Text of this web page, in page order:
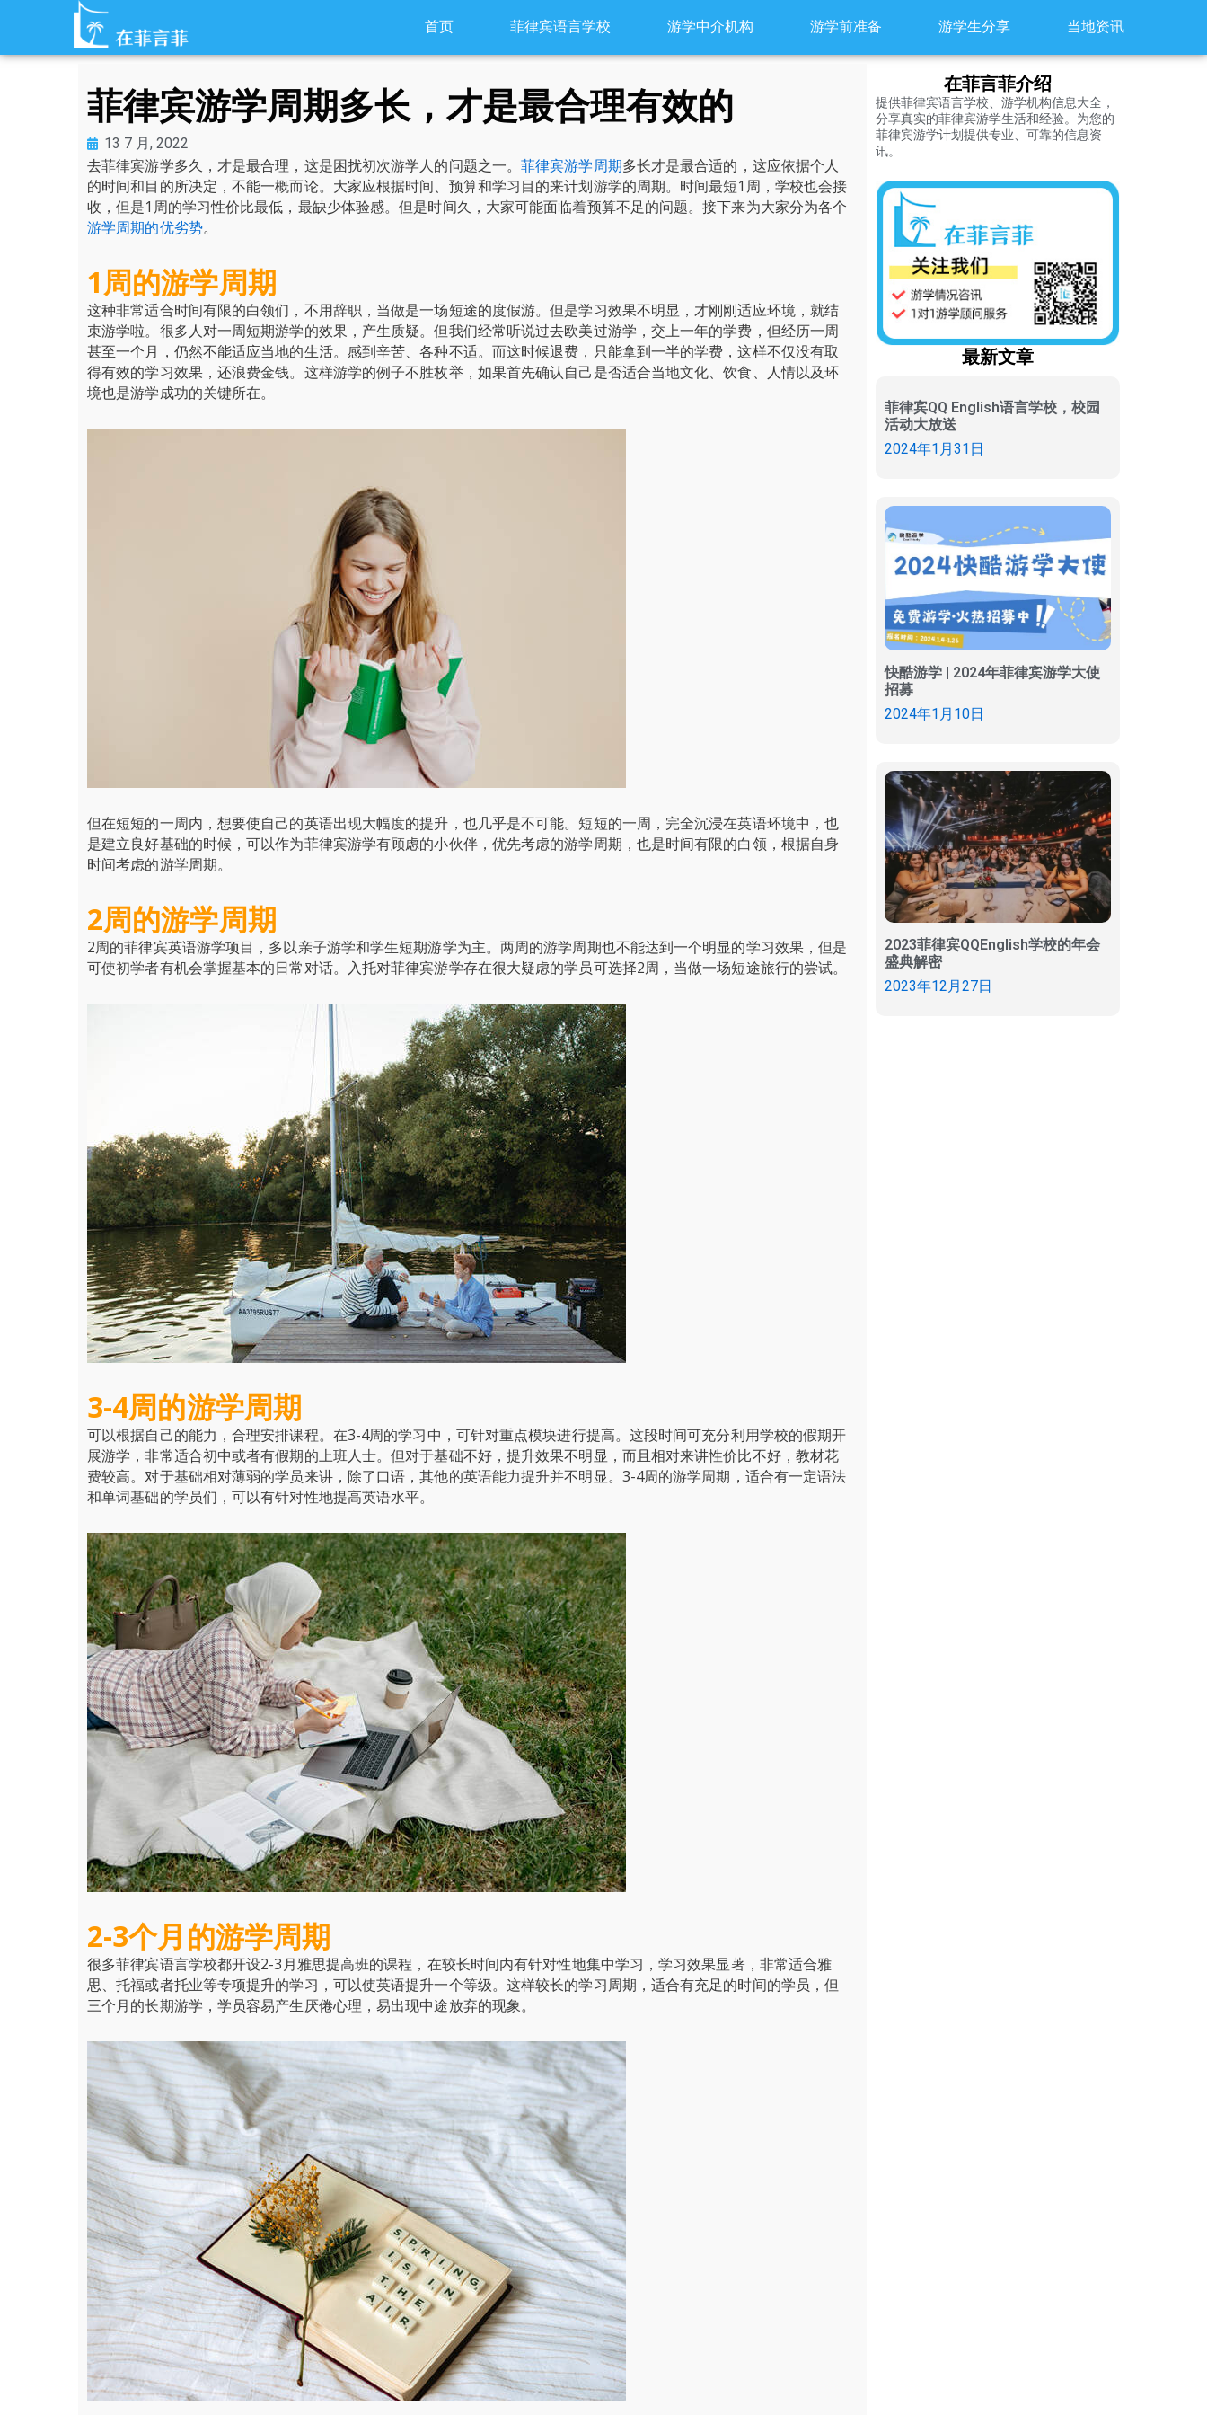
内
首页 菲律宾语言学校 游学中介机构 游学前准备 游学生分享 当地资讯
菲律宾游学周期多长，才是最合理有效的
13 7 月, 2022
去菲律宾游学多久，才是最合理，这是困扰初次游学人的问题之一。菲律宾游学周期多长才是最合适的，这应依据个人
的时间和目的所决定，不能一概而论。大家应根据时间、预算和学习目的来计划游学的周期。时间最短1周，学校也会接
收，但是1周的学习性价比最低，最缺少体验感。但是时间久，大家可能面临着预算不足的问题。接下来为大家分为各个
游学周期的优劣势。
1周的游学周期
这种非常适合时间有限的白领们，不用辞职，当做是一场短途的度假游。但是学习效果不明显，才刚刚适应环境，就结
束游学啦。很多人对一周短期游学的效果，产生质疑。但我们经常听说过去欧美过游学，交上一年的学费，但经历一周
甚至一个月，仍然不能适应当地的生活。感到辛苦、各种不适。而这时候退费，只能拿到一半的学费，这样不仅没有取
得有效的学习效果，还浪费金钱。这样游学的例子不胜枚举，如果首先确认自己是否适合当地文化、饮食、人情以及环
境也是游学成功的关键所在。
但在短短的一周内，想要使自己的英语出现大幅度的提升，也几乎是不可能。短短的一周，完全沉浸在英语环境中，也
是建立良好基础的时候，可以作为菲律宾游学有顾虑的小伙伴，优先考虑的游学周期，也是时间有限的白领，根据自身
时间考虑的游学周期。
2周的游学周期
2周的菲律宾英语游学项目，多以亲子游学和学生短期游学为主。两周的游学周期也不能达到一个明显的学习效果，但是
可使初学者有机会掌握基本的日常对话。入托对菲律宾游学存在很大疑虑的学员可选择2周，当做一场短途旅行的尝试。
3-4周的游学周期
可以根据自己的能力，合理安排课程。在3-4周的学习中，可针对重点模块进行提高。这段时间可充分利用学校的假期开
展游学，非常适合初中或者有假期的上班人士。但对于基础不好，提升效果不明显，而且相对来讲性价比不好，教材花
费较高。对于基础相对薄弱的学员来讲，除了口语，其他的英语能力提升并不明显。3-4周的游学周期，适合有一定语法
和单词基础的学员们，可以有针对性地提高英语水平。
2-3个月的游学周期
很多菲律宾语言学校都开设2-3月雅思提高班的课程，在较长时间内有针对性地集中学习，学习效果显著，非常适合雅
思、托福或者托业等专项提升的学习，可以使英语提升一个等级。这样较长的学习周期，适合有充足的时间的学员，但
三个月的长期游学，学员容易产生厌倦心理，易出现中途放弃的现象。
在菲言菲介绍
提供菲律宾语言学校、游学机构信息大全，
分享真实的菲律宾游学生活和经验。为您的
菲律宾游学计划提供专业、可靠的信息资
讯。
最新文章
菲律宾QQ English语言学校，校园
活动大放送
2024年1月31日
快酷游学 | 2024年菲律宾游学大使
招募
2024年1月10日
2023菲律宾QQEnglish学校的年会
盛典解密
2023年12月27日